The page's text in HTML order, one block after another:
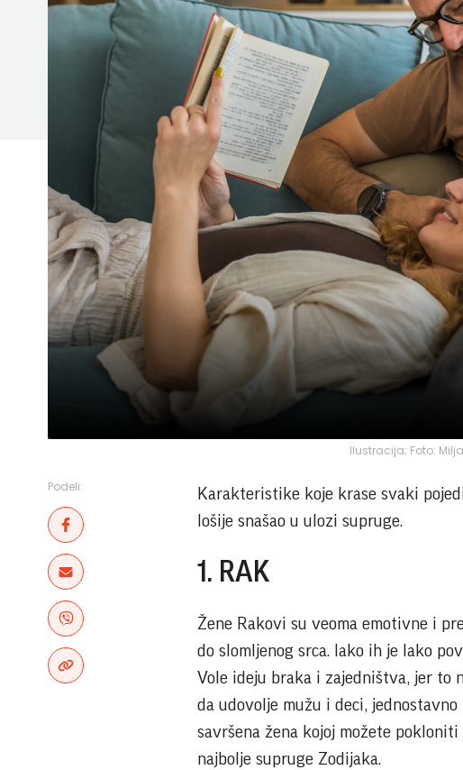
Ilustracija; Foto:
Podeli:
Karakteristike koje krase svaki
lošije snašao u ulozi supruge.
1. RAK
Žene Rakovi su veoma emotivne i
do slomljenog srca. Iako ih je lako
Vole ideju braka i zajedništva, jer to
da udovolje mužu i deci,
savršena žena kojoj možete
najbolje supruge Zodijaka.